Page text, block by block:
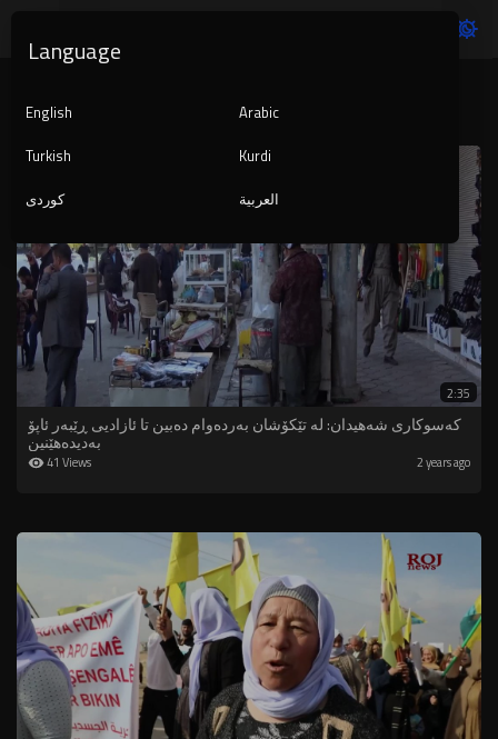
KURDISTAN
2:35
کەسوکاری شەهیدان: لە تێکۆشان بەردەوام دەبین تا ئازادیی ڕێبەر ئاپۆ
بەدیدەهێنین
41 Views 2 years ago
Language
English
Arabic
Turkish
Kurdi
کوردی
العربية